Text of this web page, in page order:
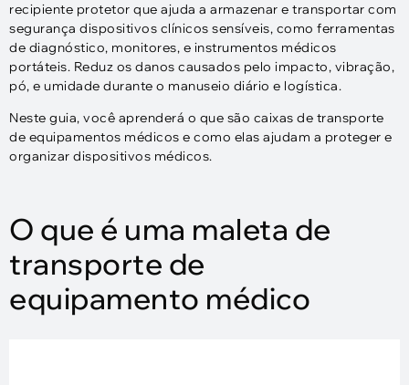
recipiente protetor que ajuda a armazenar e transportar com
segurança dispositivos clínicos sensíveis, como ferramentas
de diagnóstico, monitores, e instrumentos médicos
portáteis. Reduz os danos causados ​​pelo impacto, vibração,
pó, e umidade durante o manuseio diário e logística.
Neste guia, você aprenderá o que são caixas de transporte
de equipamentos médicos e como elas ajudam a proteger e
organizar dispositivos médicos.
O que é uma maleta de
transporte de
equipamento médico